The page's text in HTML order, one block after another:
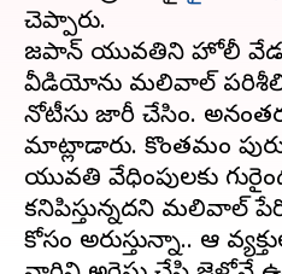
చెప్పారు.
జపాన్ యువతిని హోలీ
వీడియోను మలివాల్
నోటీసు జారీ చేసింది.
మాట్లాడారు. కొంతమంది
యువతి వేధింపులకు
కనిపిస్తున్నదని మలివాల్
కోసం అరుస్తున్నా.. ఆ